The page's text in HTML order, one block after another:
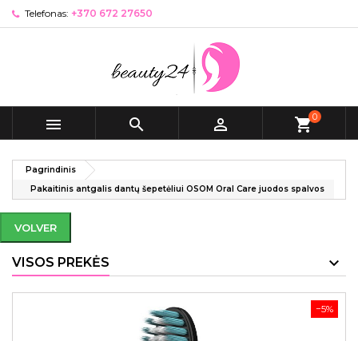
Telefonas: +370 672 27650
   shopping_cart0
Pagrindinis
Pakaitinis antgalis dantų šepetėliui OSOM Oral Care juodos spalvos
VOLVER
VISOS PREKĖS
−5%